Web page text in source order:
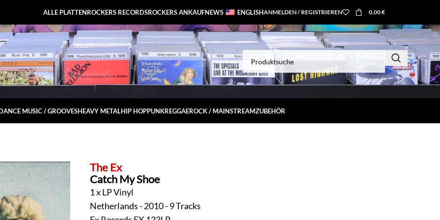
ALLE PLATTENROCKERS RECORDSROCKERS ANKAUFNEWS ENGLISHANMELDEN / REGISTRIEREN 0,00€
MUSIC / GROOVESHEAVY METALHIP HOPPUNKREGGAEROCK / MAINSTREAMZUBEHÖR
The Ex
Catch My Shoe
1 x LP Vinyl
Netherlands - 2010 - 9 Tracks